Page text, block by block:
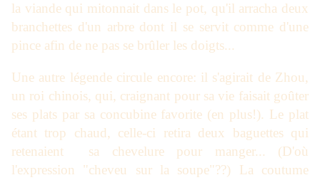
la viande qui mitonnait dans le pot, qu'il arracha deux
branchettes d'un arbre dont il se servit comme d'une
pince afin de ne pas se brûler les doigts...
Une autre légende circule encore: il s'agirait de Zhou,
un roi chinois, qui, craignant pour sa vie faisait goûter
ses plats par sa concubine favorite (en plus!). Le plat
étant trop chaud, celle-ci retira deux baguettes qui
retenaient sa chevelure pour manger... (D'où
l'expression "cheveu sur la soupe"??) La coutume